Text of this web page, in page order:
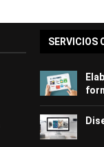
SERVICIOS